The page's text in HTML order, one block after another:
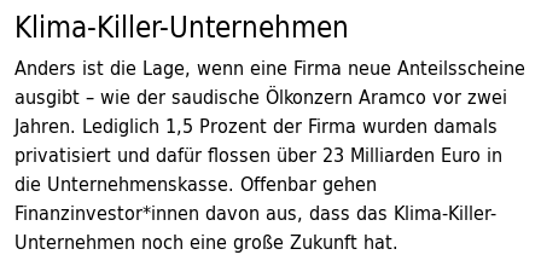
Klima-Killer-Unternehmen
Anders ist die Lage, wenn eine Firma neue Anteilsscheine
ausgibt – wie der saudische Ölkonzern Aramco vor zwei
Jahren. Lediglich 1,5 Prozent der Firma wurden damals
privatisiert und dafür flossen über 23 Milliarden Euro in
die Unternehmenskasse. Offenbar gehen
Finanzinvestor*innen davon aus, dass das Klima-Killer-
Unternehmen noch eine große Zukunft hat.